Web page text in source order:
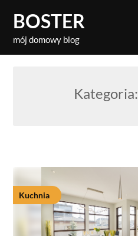
content
BOSTER
mój domowy blog
Kategoria:
Kuchnia